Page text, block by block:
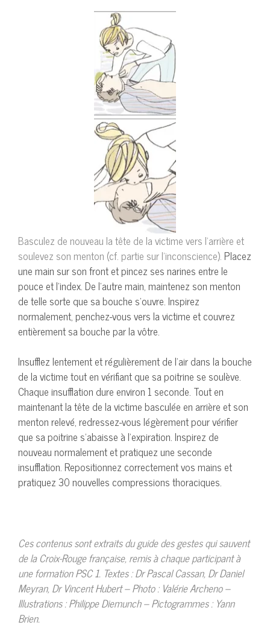
Basculez de nouveau la tête de la victime vers l’arrière et
soulevez son menton (cf. partie sur l’inconscience).Placez
une main sur son front et pincez ses narines entre le
pouce et l’index. De l’autre main, maintenez son menton
de telle sorte que sa bouche s’ouvre. Inspirez
normalement, penchez-vous vers la victime et couvrez
entièrement sa bouche par la vôtre.
Insufflez lentement et régulièrement de l’air dans la bouche
de la victime tout en vérifiant que sa poitrine se soulève.
Chaque insufflation dure environ 1 seconde. Tout en
maintenant la tête de la victime basculée en arrière et son
menton relevé, redressez-vous légèrement pour vérifier
que sa poitrine s’abaisse à l’expiration. Inspirez de
nouveau normalement et pratiquez une seconde
insufflation. Repositionnez correctement vos mains et
pratiquez 30 nouvelles compressions thoraciques.
Ces contenus sont extraits du guide des gestes qui sauvent
de la Croix-Rouge française, remis à chaque participant à
une formation PSC 1. Textes : Dr Pascal Cassan, Dr Daniel
Meyran, Dr Vincent Hubert – Photo : Valérie Archeno –
Illustrations : Philippe Diemunch – Pictogrammes : Yann
Brien.